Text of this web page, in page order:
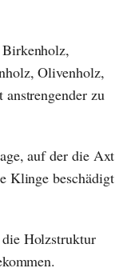
Olivenholz,
zu
auf der die Axt
Klinge beschädigt
Holzstruktur